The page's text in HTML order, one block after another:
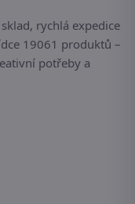
rychlá expedice
19061 produktů –
potřeby a